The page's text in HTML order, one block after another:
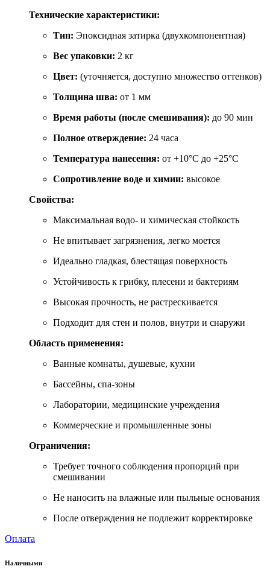
Технические характеристики:
Тип: Эпоксидная затирка (двухкомпонентная)
Вес упаковки: 2 кг
Цвет: (уточняется, доступно множество оттенков)
Толщина шва: от 1 мм
Время работы (после смешивания): до 90 мин
Полное отверждение: 24 часа
Температура нанесения: от +10°C до +25°C
Сопротивление воде и химии: высокое
Свойства:
Максимальная водо- и химическая стойкость
Не впитывает загрязнения, легко моется
Идеально гладкая, блестящая поверхность
Устойчивость к грибку, плесени и бактериям
Высокая прочность, не растрескивается
Подходит для стен и полов, внутри и снаружи
Область применения:
Ванные комнаты, душевые, кухни
Бассейны, спа-зоны
Лаборатории, медицинские учреждения
Коммерческие и промышленные зоны
Ограничения:
Требует точного соблюдения пропорций при
смешивании
Не наносить на влажные или пыльные основания
После отверждения не подлежит корректировке
Оплата
Наличными